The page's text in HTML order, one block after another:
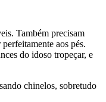
Também precisam
aos pés.
do idoso tropeçar, e
chinelos, sobretudo